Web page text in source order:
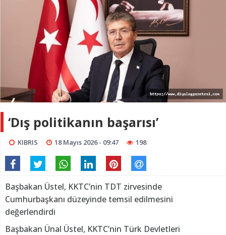
‘Dış politikanın başarısı’
KIBRIS 18 Mayıs 2026 - 09:47 198
Başbakan Üstel, KKTC’nin TDT zirvesinde
Cumhurbaşkanı düzeyinde temsil edilmesini
değerlendirdi
Başbakan Ünal Üstel, KKTC’nin Türk Devletleri